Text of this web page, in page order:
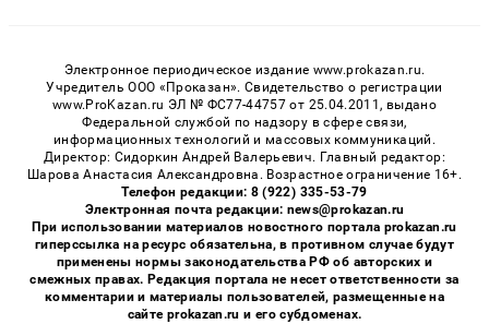
Электронное периодическое издание www.prokazan.ru.
Учредитель ООО «Проказан». Cвидетельство о регистрации
www.ProKazan.ru ЭЛ № ФС77-44757 от 25.04.2011, выдано
Федеральной службой по надзору в сфере связи,
информационных технологий и массовых коммуникаций.
Директор: Сидоркин Андрей Валерьевич. Главный редактор:
Шарова Анастасия Александровна. Возрастное ограничение 16+.
Телефон редакции: 8 (922) 335-53-79
Электронная почта редакции: news@prokazan.ru
При использовании материалов новостного портала prokazan.ru
гиперссылка на ресурс обязательна, в противном случае будут
применены нормы законодательства РФ об авторских и
смежных правах. Редакция портала не несет ответственности за
комментарии и материалы пользователей, размещенные на
сайте prokazan.ru и его субдоменах.